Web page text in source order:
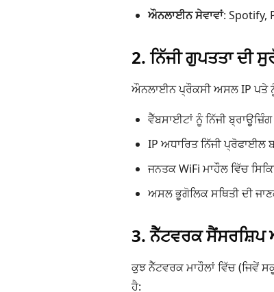
ਔਨਲਾਈਨ ਸੇਵਾਵਾਂ: Spotify,
2. ਨਿੱਜੀ ਗੁਪਤਤਾ ਦੀ
ਔਨਲਾਈਨ ਪ੍ਰੌਕਸੀ ਅਸਲ IP ਪਤੇ
ਵੈੱਬਸਾਈਟਾਂ ਨੂੰ ਨਿੱਜੀ
IP ਅਧਾਰਿਤ ਨਿੱਜੀ ਪ੍ਰੋਫਾਈਲ
ਜਨਤਕ WiFi ਮਾਹੌਲ ਵਿੱਚ
ਅਸਲ ਭੂਗੋਲਿਕ ਸਥਿਤੀ ਦੀ
3. ਨੈੱਟਵਰਕ ਸੈਂਸਰਸ਼ਿਪ
ਕੁਝ ਨੈੱਟਵਰਕ ਮਾਹੌਲਾਂ ਵਿੱਚ (ਜਿਵੇਂ
ਹੈ: